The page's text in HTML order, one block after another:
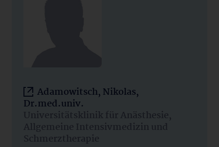
Adamowitsch, Nikolas,
Dr.med.univ.
Universitätsklinik für Anästhesie,
Allgemeine Intensivmedizin und
Schmerztherapie